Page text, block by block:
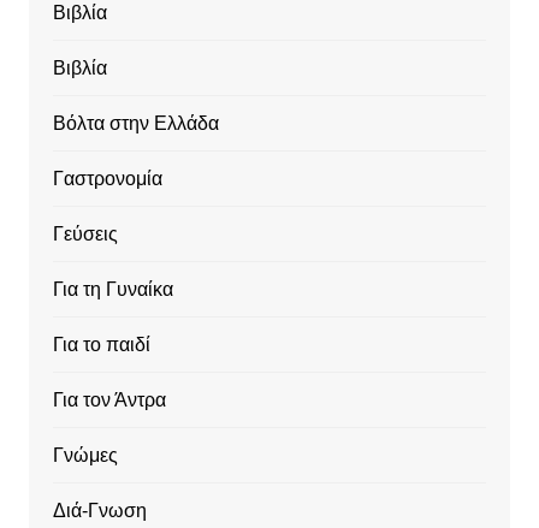
Βιβλία
Βιβλία
Βόλτα στην Ελλάδα
Γαστρονομία
Γεύσεις
Για τη Γυναίκα
Για το παιδί
Για τον Άντρα
Γνώμες
Διά-Γνωση